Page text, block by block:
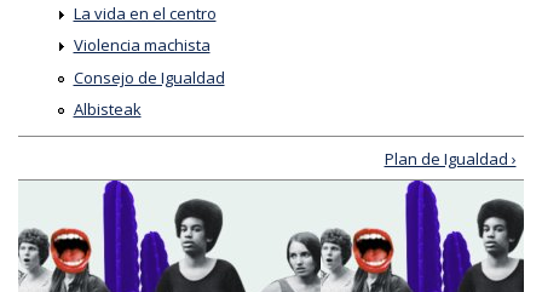
La vida en el centro
Violencia machista
Consejo de Igualdad
Albisteak
Plan de Igualdad ›